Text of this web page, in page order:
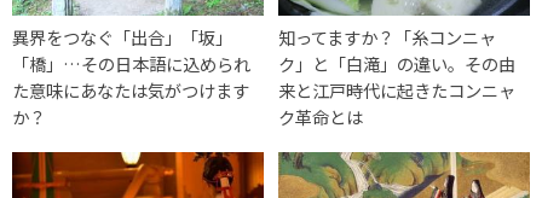
異界をつなぐ「出合」「坂」
「橋」…その日本語に込められ
た意味にあなたは気がつけます
か？
知ってますか？「糸コンニャ
ク」と「白滝」の違い。その由
来と江戸時代に起きたコンニャ
ク革命とは